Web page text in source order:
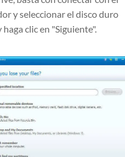
y seleccionar el disco duro
haga clic en "Siguiente".